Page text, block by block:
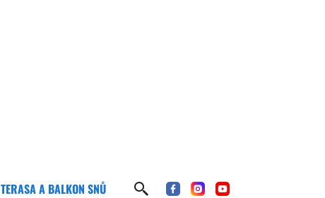
TERASA A BALKON SNŮ